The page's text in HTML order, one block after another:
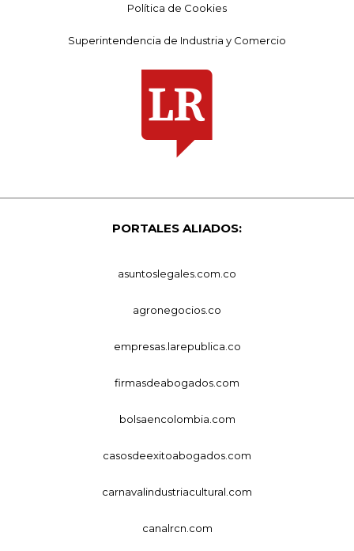
Política de Cookies
Superintendencia de Industria y Comercio
PORTALES ALIADOS:
asuntoslegales.com.co
agronegocios.co
empresas.larepublica.co
firmasdeabogados.com
bolsaencolombia.com
casosdeexitoabogados.com
carnavalindustriacultural.com
canalrcn.com